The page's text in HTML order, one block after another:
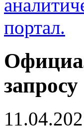
запросу